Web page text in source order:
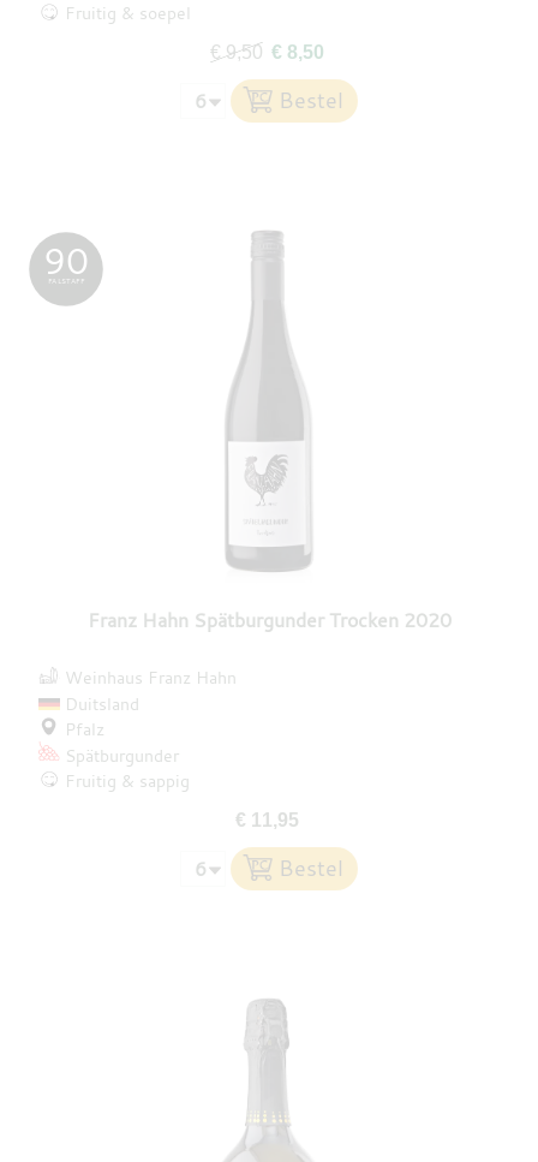
Fruitig & soepel
€ 9,50 € 8,50
Franz Hahn Spätburgunder Trocken 2020
90
FALSTAFF
Weinhaus Franz Hahn
Duitsland
Pfalz
Spätburgunder
Fruitig & sappig
€ 11,95